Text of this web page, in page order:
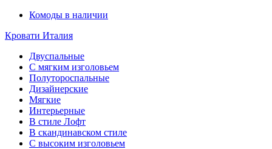
Комоды в наличии
Кровати Италия
Двуспальные
С мягким изголовьем
Полутороспальные
Дизайнерские
Мягкие
Интерьерные
В стиле Лофт
В скандинавском стиле
С высоким изголовьем